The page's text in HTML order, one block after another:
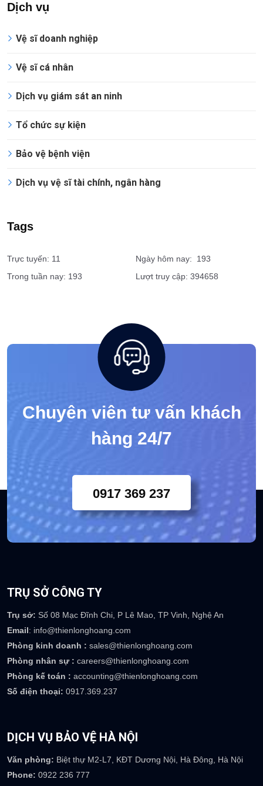
Dịch vụ
Vệ sĩ doanh nghiệp
Vệ sĩ cá nhân
Dịch vụ giám sát an ninh
Tổ chức sự kiện
Bảo vệ bệnh viện
Dịch vụ vệ sĩ tài chính, ngân hàng
Tags
Trực tuyến: 11
Ngày hôm nay: 193
Trong tuần nay: 193
Lượt truy cập: 394658
Chuyên viên tư vấn khách
hàng 24/7
0917 369 237
TRỤ SỞ CÔNG TY
Trụ sở: Số 08 Mạc Đĩnh Chi, P Lê Mao, TP Vinh, Nghệ An
Email: info@thienlonghoang.com
Phòng kinh doanh : sales@thienlonghoang.com
Phòng nhân sự : careers@thienlonghoang.com
Phòng kế toán : accounting@thienlonghoang.com
Số điện thoại: 0917.369.237
DỊCH VỤ BẢO VỆ HÀ NỘI
Văn phòng: Biệt thự M2-L7, KĐT Dương Nội, Hà Đông, Hà Nội
Phone: 0922 236 777